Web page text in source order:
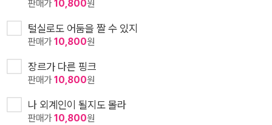
판매가10,800원
털실로도 어둠을 짤 수 있지
판매가10,800원
장르가 다른 핑크
판매가10,800원
나 외계인이 될지도 몰라
판매가10,800원